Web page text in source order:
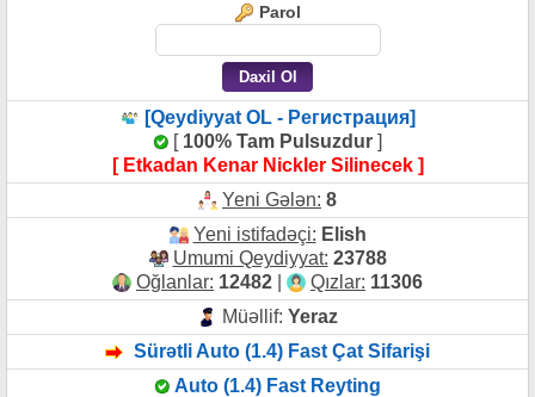
Parol
[Qeydiyyat OL - Регистрация]
[ 100% Tam Pulsuzdur ]
[ Etkadan Kenar Nickler Silinecek ]
Yeni Gələn: 8
Yeni istifadəçi: Elish
Umumi Qeydiyyat: 23788
Oğlanlar: 12482 Qızlar: 11306
Müəllif: Yeraz
Sürətli Auto (1.4) Fast Çat Sifarişi
Auto (1.4) Fast Reyting